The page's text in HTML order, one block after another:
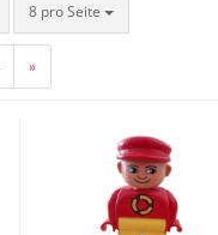
8 pro Seite
»